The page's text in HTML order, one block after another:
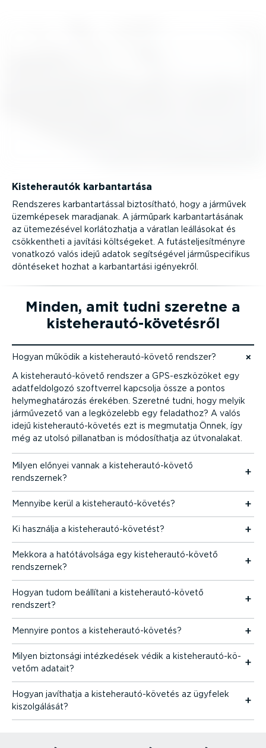
Kiste­her­autók karban­tartása
Rendszeres karban­tar­tással bizto­sítható, hogy a járművek
üzemképesek maradjanak. A járműpark karban­tar­tá­sának
az üteme­zé­sével korlá­toz­hatja a váratlan leállásokat és
csökkentheti a javítási költségeket. A futás­tel­je­sít­ményre
vonatkozó valós idejű adatok segít­sé­gével jármű­spe­ci­fikus
döntéseket hozhat a karban­tartási igényekről.
Minden, amit tudni szeretne a
kiste­her­au­tó-­kö­ve­tésről
Hogyan működik a kiste­her­au­tó-­követő rendszer?
Ugrás a tartalomhoz
A kiste­her­au­tó-­követő rendszer a GPS-esz­kö­zöket egy
adatfel­dolgozó szoftverrel kapcsolja össze a pontos
helymeg­ha­tá­rozás érekében. Szeretné tudni, hogy melyik
járművezető van a legközelebb egy feladathoz? A valós
idejű kiste­her­au­tó-­kö­vetés ezt is megmutatja Önnek, így
még az utolsó pillanatban is módosít­hatja az útvonalakat.
Milyen előnyei vannak a kiste­her­au­tó-­követő
rendszernek?
Mennyibe kerül a kiste­her­au­tó-­kö­vetés?
Ki használja a kiste­her­au­tó-­kö­vetést?
Mekkora a hatótá­volsága egy kiste­her­au­tó-­követő
rendszernek?
Hogyan tudom beállítani a kiste­her­au­tó-­követő
rendszert?
Mennyire pontos a kiste­her­au­tó-­kö­vetés?
Milyen biztonsági intéz­ke­dések védik a kiste­her­au­tó-­kö­
vetőm adatait?
Hogyan javíthatja a kiste­her­au­tó-­kö­vetés az ügyfelek
kiszol­gá­lását?